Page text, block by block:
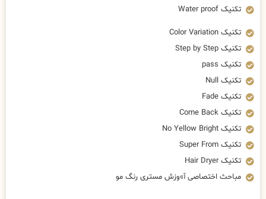
تکنیک Water proof
تکنیک Color Variation
تکنیک Step by Step
تکنیک pass
تکنیک Null
تکنیک Fade
تکنیک Come Back
تکنیک No Yellow Bright
تکنیک Super From
تکنیک Hair Dryer
مباحث اختصاصی آ»وزش مستری رنگ مو